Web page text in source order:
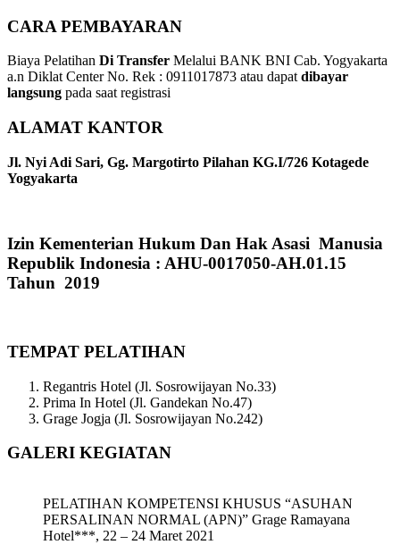
CARA PEMBAYARAN
Biaya Pelatihan Di Transfer Melalui BANK BNI Cab. Yogyakarta
a.n Diklat Center No. Rek : 0911017873 atau dapatdibayar
langsung pada saat registrasi
ALAMAT KANTOR
Jl. Nyi Adi Sari, Gg. Margotirto Pilahan KG.I/726 Kotagede
Yogyakarta
Izin Kementerian Hukum Dan Hak Asasi Manusia
Republik Indonesia : AHU-0017050-AH.01.15
Tahun 2019
TEMPAT PELATIHAN
Regantris Hotel (Jl. Sosrowijayan No.33)
Prima In Hotel (Jl. Gandekan No.47)
Grage Jogja (Jl. Sosrowijayan No.242)
GALERI KEGIATAN
PELATIHAN KOMPETENSI KHUSUS “ASUHAN
PERSALINAN NORMAL (APN)” Grage Ramayana
Hotel***, 22 – 24 Maret 2021